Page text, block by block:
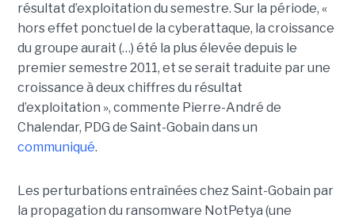
résultat d’exploitation du semestre. Sur la période, «
hors effet ponctuel de la cyberattaque, la croissance
du groupe aurait (…) été la plus élevée depuis le
premier semestre 2011, et se serait traduite par une
croissance à deux chiffres du résultat
d’exploitation », commente Pierre-André de
Chalendar, PDG de Saint-Gobain dans un
communiqué.
Les perturbations entraînées chez Saint-Gobain par
la propagation du ransomware NotPetya (une